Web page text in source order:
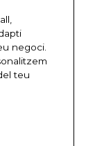
negoci.
teu